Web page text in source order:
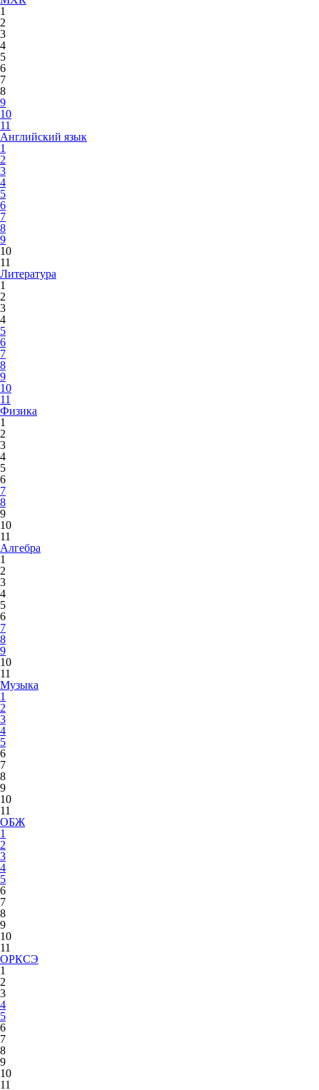
1
2
3
4
5
6
7
8
9
10
11
Английский язык
1
2
3
4
5
6
7
8
9
10
11
Литература
1
2
3
4
5
6
7
8
9
10
11
Физика
1
2
3
4
5
6
7
8
9
10
11
Алгебра
1
2
3
4
5
6
7
8
9
10
11
Музыка
1
2
3
4
5
6
7
8
9
10
11
ОБЖ
1
2
3
4
5
6
7
8
9
10
11
ОРКСЭ
1
2
3
4
5
6
7
8
9
10
11